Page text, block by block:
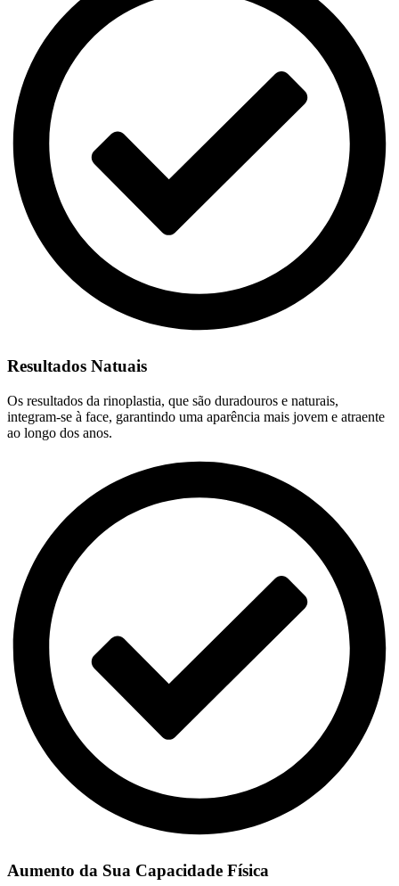
Resultados Natuais
Os resultados da rinoplastia, que são duradouros e naturais,
integram-se à face, garantindo uma aparência mais jovem e atraente
ao longo dos anos.
Aumento da Sua Capacidade Física